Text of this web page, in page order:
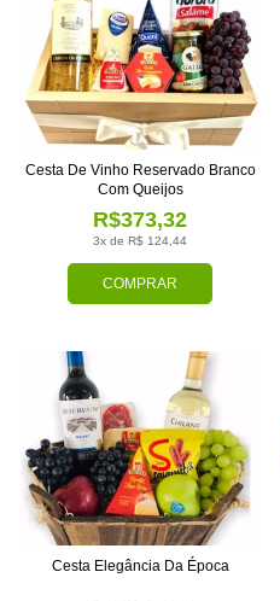
COMPRAR
3x de R$ 124,44
R$373,32
Cesta De Vinho Reservado Branco
Com Queijos
Cesta Elegância Da Época